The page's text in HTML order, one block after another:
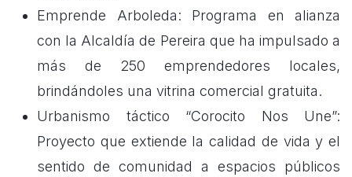
Emprende Arboleda: Programa en alianza
con la Alcaldía de Pereira que ha impulsado a
más de 250 emprendedores locales,
brindándoles una vitrina comercial gratuita.
Urbanismo táctico “Corocito Nos Une”:
Proyecto que extiende la calidad de vida y el
sentido de comunidad a espacios públicos